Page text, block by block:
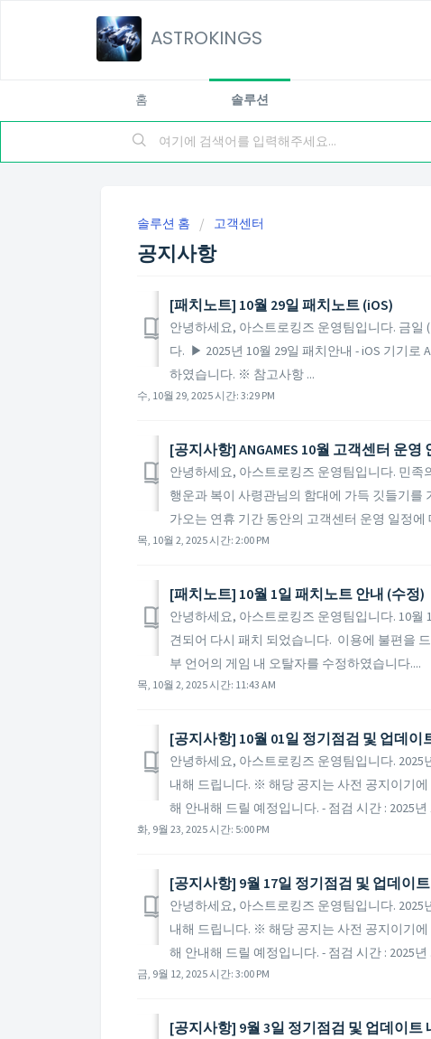
ASTROKINGS
홈 솔루션
솔루션 홈 고객센터
공지사항
[패치노트] 10월 29일 패치노트 (iOS)
안녕하세요, 아스트로킹즈 운영팀입니다. 금일
다. ▶ 2025년 10월 29일 패치안내 - iOS 기기로
하였습니다. ※ 참고사항 ...
수, 10월 29, 2025 시간: 3:29 PM
[공지사항] ANGAMES 10월 고객센터 운영
안녕하세요, 아스트로킹즈 운영팀입니다. 민
행운과 복이 사령관님의 함대에 가득 깃들기
가오는 연휴 기간 동안의 고객센터 운영 일정에
목, 10월 2, 2025 시간: 2:00 PM
[패치노트] 10월 1일 패치노트 안내 (수정)
안녕하세요, 아스트로킹즈 운영팀입니다. 10
견되어 다시 패치 되었습니다. 이용에 불편을
부 언어의 게임 내 오탈자를 수정하였습니다....
목, 10월 2, 2025 시간: 11:43 AM
[공지사항] 10월 01일 정기점검 및 업데이
안녕하세요, 아스트로킹즈 운영팀입니다.
내해 드립니다. ※ 해당 공지는 사전 공지이기
해 안내해 드릴 예정입니다. - 점검 시간 : 2025년
화, 9월 23, 2025 시간: 5:00 PM
[공지사항] 9월 17일 정기점검 및 업데이
안녕하세요, 아스트로킹즈 운영팀입니다.
내해 드립니다. ※ 해당 공지는 사전 공지이기
해 안내해 드릴 예정입니다. - 점검 시간 : 2025년
금, 9월 12, 2025 시간: 3:00 PM
[공지사항] 9월 3일 정기점검 및 업데이트